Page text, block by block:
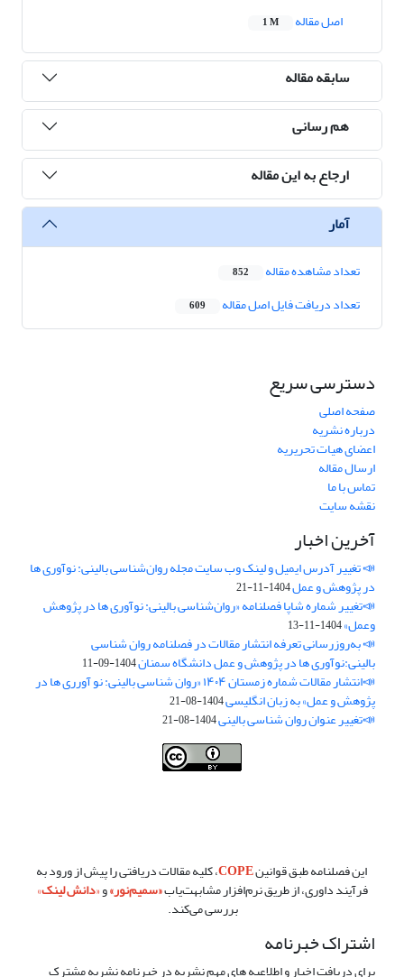
اصل مقاله
1 M
سابقه مقاله
هم رسانی
ارجاع به این مقاله
آمار
تعداد مشاهده مقاله 852
تعداد دریافت فایل اصل مقاله 609
دسترسی سریع
صفحه اصلی
درباره نشریه
اعضای هیات تحریریه
ارسال مقاله
تماس با ما
نقشه سایت
آخرین اخبار
📣 تغییر آدرس ایمیل و لینک وب‌ سایت مجله روان‌شناسی بالینی: نوآوری ها
در پژوهش و عمل1404-11-21
📣تغییر شماره شاپا فصلنامه «روان‌شناسی بالینی: نوآوری ها در پژوهش
وعمل»1404-11-13
📣 به‌روزرسانی تعرفه انتشار مقالات در فصلنامه روان شناسی
بالینی:نوآوری ها در پژوهش و عمل دانشگاه سمنان1404-09-11
📣انتشار مقالات شماره زمستان ۱۴۰۴ «روان شناسی بالینی: نو آورری ها در
پژوهش و عمل» به زبان انگلیسی1404-08-21
📣تغییر عنوان روان شناسی بالینی1404-08-21
این فصلنامه طبق قوانینCOPE، کلیه مقالات دریافتی را پیش از ورود به
فرآیند داوری، از طریق نرم‌افزار مشابهت‌یاب«سمیم‌نور»و«دانش لینک»
بررسی می‌کند.
اشتراک خبرنامه
برای دریافت اخبار و اطلاعیه های مهم نشریه در خبرنامه نشریه مشترک